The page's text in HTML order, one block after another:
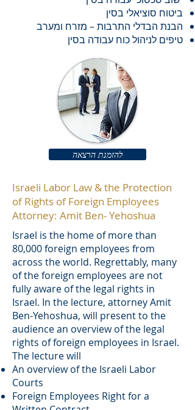
ביטוח סוציאלי בסין
הבנת הבדלי התרבות – מזרח ומערב
טיפים לניהול כוח עבודה בסין
להזמנת הרצאה
Israeli Labor Law & the Protection
of Rights of Foreign Employees
Attorney: Amit Ben- Yehoshua
Israel is the home of more than
80,000 foreign employees from
across the world. Regrettably, many
of the foreign employees are not
fully aware of the legal rights in
Israel. In the lecture, attorney Amit
Ben-Yehoshua, will present to the
audience an overview of the legal
rights of foreign employees in Israel.
The lecture will
An overview of the Israeli Labor
Courts
Foreign Employees Right for a